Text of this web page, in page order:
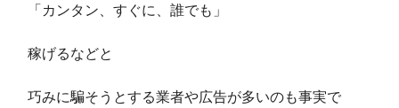
「カンタン、すぐに、誰でも」
稼げるなどと
巧みに騙そうとする業者や広告が多いのも事実で